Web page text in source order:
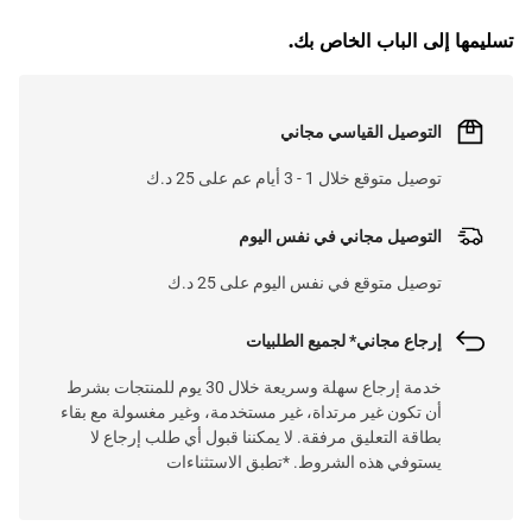
تسليمها إلى الباب الخاص بك.
التوصيل القياسي مجاني
توصيل متوقع خلال 1 - 3 أيام عم على 25 د.ك
التوصيل مجاني في نفس اليوم
توصيل متوقع في نفس اليوم على 25 د.ك
إرجاع مجاني* لجميع الطلبيات
خدمة إرجاع سهلة وسريعة خلال 30 يوم للمنتجات بشرط
أن تكون غير مرتداة، غير مستخدمة، وغير مغسولة مع بقاء
بطاقة التعليق مرفقة. لا يمكننا قبول أي طلب إرجاع لا
يستوفي هذه الشروط. *تطبق الاستثناءات